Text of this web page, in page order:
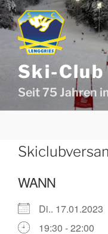
Zum
Inhalt
springen
Ski-Club
Seit 75 Jahren
WANN
Di.. 17.01.2023
19:30 - 22:00